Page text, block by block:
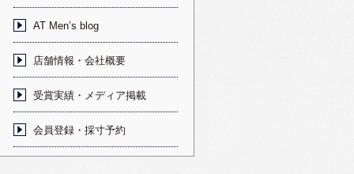
AT Men’s blog
店舗情報・会社概要
受賞実績・メディア掲載
会員登録・採寸予約